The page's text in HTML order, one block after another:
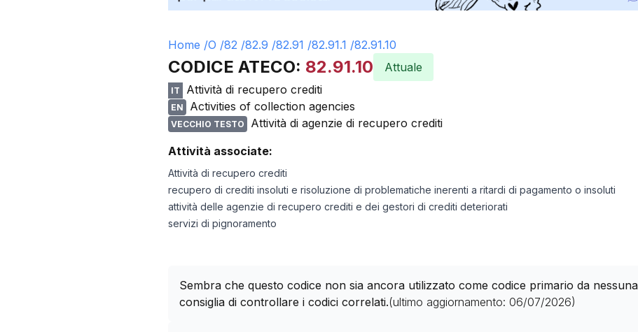
Home /O /82 /82.9 /82.91 /82.91.1 /82.91.10
CODICE ATECO: 82.91.10 Attuale
IT Attività di recupero crediti
EN Activities of collection agencies
VECCHIO TESTO
Attività di agenzie di recupero crediti
Attività associate:
Attività di recupero crediti
recupero di crediti insoluti e risoluzione di problematiche inerenti a ritardi di pagamento o insoluti
attività delle agenzie di recupero crediti e dei gestori di crediti deteriorati
servizi di pignoramento
Sembra che questo codice non sia ancora utilizzato come codice primario da
consiglia di controllare i codici correlati.(ultimo aggiornamento: 06/07/2026)